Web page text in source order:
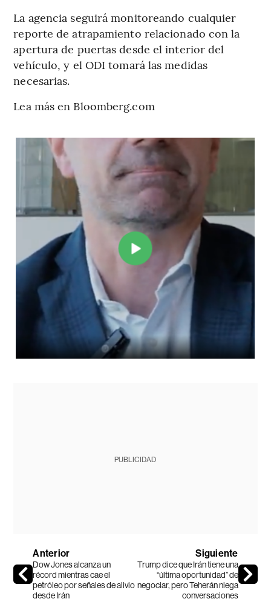
La agencia seguirá monitoreando cualquier
reporte de atrapamiento relacionado con la
apertura de puertas desde el interior del
vehículo, y el ODI tomará las medidas
necesarias.
Lea más en Bloomberg.com
PUBLICIDAD
Anterior
Dow Jones alcanza un
récord mientras cae el
petróleo por señales de alivio
desde Irán
Siguiente
Trump dice que Irán tiene una
“última oportunidad” de
negociar, pero Teherán niega
conversaciones